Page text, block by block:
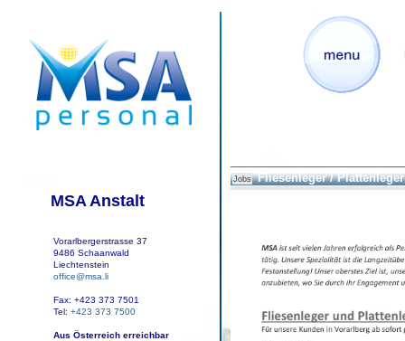
MSA Anstalt
Vorarlbergerstrasse 37
9486 Schaanwald
Liechtenstein
office@msa.li
Fax: +423 373 7501
Tel: +423 373 7500
Aus Österreich erreichbar
Jobs Fliesenleger / Plattenleger